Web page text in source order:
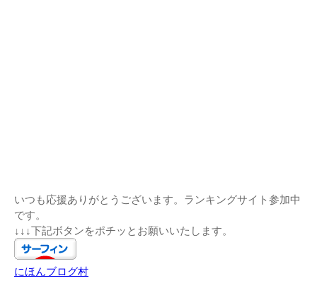
いつも応援ありがとうございます。ランキングサイト参加中
です。
↓↓↓下記ボタンをポチッとお願いいたします。
にほんブログ村